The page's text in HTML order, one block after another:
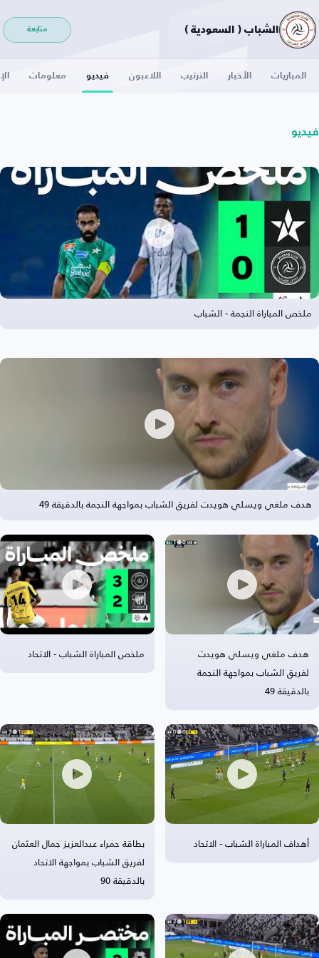
الشباب ( السعودية ) متابعة
المباريات الأخبار الترتيب اللاعبون فيديو معلومات
فيديو
ملخص المباراة النجمة - الشباب
هدف ملغي ويسلي هويدت لفريق الشباب بمواجهة النجمة بالدقيقة 49
هدف ملغي ويسلي هويدت
لفريق الشباب بمواجهة النجمة
بالدقيقة 49
ملخص المباراة الشباب - الاتحاد
أهداف المباراة الشباب - الاتحاد
بطاقة حمراء عبدالعزيز جمال العثمان
لفريق الشباب بمواجهة الاتحاد
بالدقيقة 90